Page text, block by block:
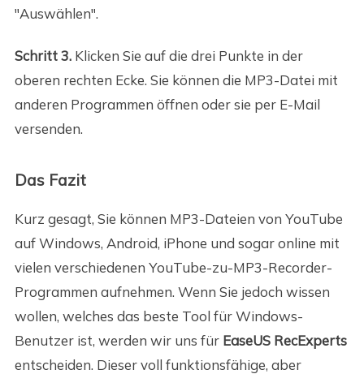
"Auswählen".
Schritt 3.Klicken Sie auf die drei Punkte in der
oberen rechten Ecke. Sie können die MP3-Datei mit
anderen Programmen öffnen oder sie per E-Mail
versenden.
Das Fazit
Kurz gesagt, Sie können MP3-Dateien von YouTube
auf Windows, Android, iPhone und sogar online mit
vielen verschiedenen YouTube-zu-MP3-Recorder-
Programmen aufnehmen. Wenn Sie jedoch wissen
wollen, welches das beste Tool für Windows-
Benutzer ist, werden wir uns für EaseUS RecExperts
entscheiden. Dieser voll funktionsfähige, aber